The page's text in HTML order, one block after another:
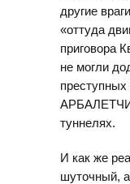
другие
«оттуда
приговора
не могли
туннелях.
И как же
шуточный,